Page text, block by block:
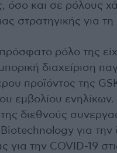
όσο και σε ρόλους
στρατηγικής για τη
ρόλο της
διαχείριση
προϊόντος της
εμβολίου ενηλίκων.
διεθνούς
για την
για την COVID-19